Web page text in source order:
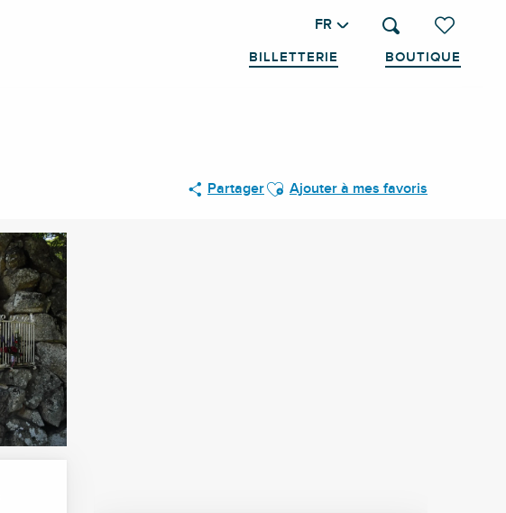
Voir les
Recherche
FR
BILLETTERIE BOUTIQUE
PartagerAjouter aux favoris
Ajouter à mes favoris